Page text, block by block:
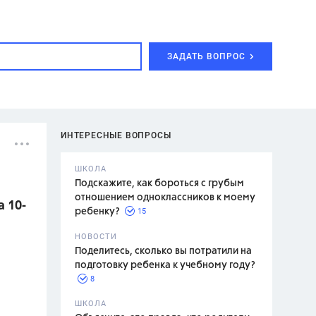
ЗАДАТЬ ВОПРОС
ИНТЕРЕСНЫЕ ВОПРОСЫ
ШКОЛА
Подскажите, как бороться с грубым
отношением одноклассников к моему
ребенку?
15
НОВОСТИ
Поделитесь, сколько вы потратили на
подготовку ребенка к учебному году?
8
ШКОЛА
10-